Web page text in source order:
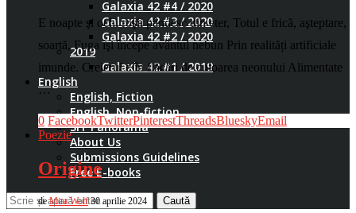
Galaxia 42 #4 / 2020
Galaxia 42 #3 / 2020
Galaxia 42 #2 / 2020
2019
Galaxia 42 #1 / 2019
English
English, Fiction
English, Non-fiction
SFF Panorama
About Us
Submissions Guidelines
Free E-books
Caută
E noapte şi ochi roşii pândesc din eter, Totul e frică, aşteptare,
soartă, Fuga îşi începe avântul nebun Prin realități artificiale
imunde. Creierul e în flăcări de culoarea neonului Alimentate
…
0 FacebookTwitterPinterestThreadsBlueskyEmail
Poezie
Origine
deMira Wolf 30 aprilie 2024